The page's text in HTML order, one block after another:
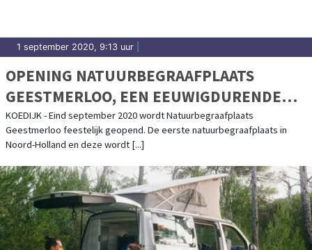
1 september 2020, 9:13 uur
OPENING NATUURBEGRAAFPLAATS
GEESTMERLOO, EEN EEUWIGDURENDE
RUSTPLAATS IN DE NATUUR
KOEDIJK - Eind september 2020 wordt Natuurbegraafplaats
Geestmerloo feestelijk geopend. De eerste natuurbegraafplaats in
Noord-Holland en deze wordt [...]